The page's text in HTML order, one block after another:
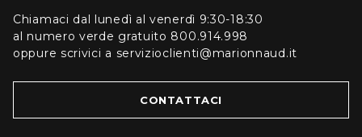
Chiamaci dal lunedì al venerdì 9:30-18:30
al numero verde gratuito 800.914.998
oppure scrivici a servizioclienti@marionnaud.it
CONTATTACI